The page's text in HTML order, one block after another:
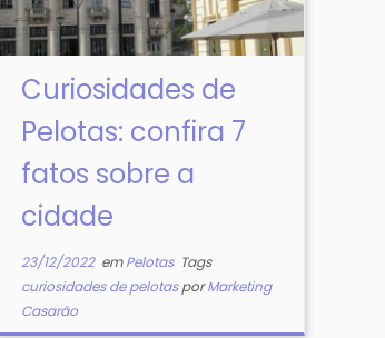
Curiosidades de
Pelotas: confira 7
fatos sobre a
cidade
23/12/2022emPelotas Tags
curiosidades de pelotasporMarketing
Casarão